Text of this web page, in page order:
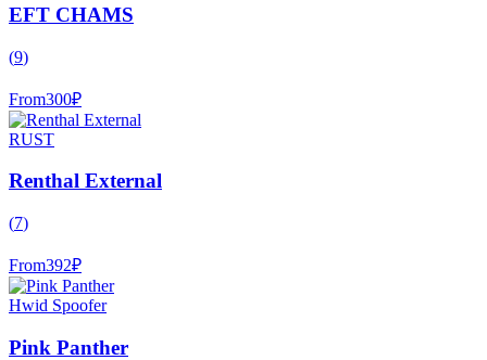
EFT CHAMS
(9)
From300₽
RUST
Renthal External
(7)
From392₽
Hwid Spoofer
Pink Panther